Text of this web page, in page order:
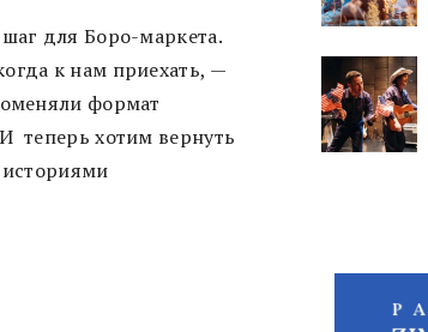
для Боро-маркета.
к нам приехать, —
формат
теперь хотим вернуть